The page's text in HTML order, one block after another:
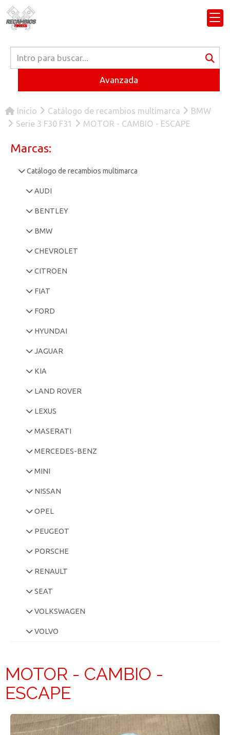
Avanzada
Inicio Catálogo de recambios multimarca
BMW
Serie 3 F30 F31
MOTOR - CAMBIO - ESCAPE
Marcas:
Catálogo de recambios multimarca
AUDI
BENTLEY
BMW
CHEVROLET
CITROEN
FIAT
FORD
HYUNDAI
JAGUAR
KIA
LAND ROVER
LEXUS
MASERATI
MERCEDES-BENZ
MINI
NISSAN
OPEL
PEUGEOT
PORSCHE
RENAULT
SEAT
VOLKSWAGEN
VOLVO
MOTOR - CAMBIO -
ESCAPE